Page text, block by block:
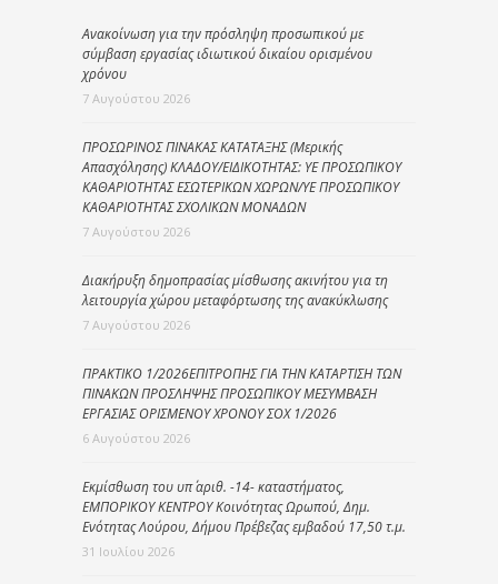
Ανακοίνωση για την πρόσληψη προσωπικού με
σύμβαση εργασίας ιδιωτικού δικαίου ορισμένου
χρόνου
7 Αυγούστου 2026
ΠΡΟΣΩΡΙΝΟΣ ΠΙΝΑΚΑΣ ΚΑΤΑΤΑΞΗΣ (Μερικής
Απασχόλησης) ΚΛΑΔΟΥ/ΕΙΔΙΚΟΤΗΤΑΣ: ΥΕ ΠΡΟΣΩΠΙΚΟΥ
ΚΑΘΑΡΙΟΤΗΤΑΣ ΕΣΩΤΕΡΙΚΩΝ ΧΩΡΩΝ/ΥΕ ΠΡΟΣΩΠΙΚΟΥ
ΚΑΘΑΡΙΟΤΗΤΑΣ ΣΧΟΛΙΚΩΝ ΜΟΝΑΔΩΝ
7 Αυγούστου 2026
Διακήρυξη δημοπρασίας μίσθωσης ακινήτου για τη
λειτουργία χώρου μεταφόρτωσης της ανακύκλωσης
7 Αυγούστου 2026
ΠΡΑΚΤΙΚΟ 1/2026ΕΠΙΤΡΟΠΗΣ ΓΙΑ ΤΗΝ ΚΑΤΑΡΤΙΣΗ ΤΩΝ
ΠΙΝΑΚΩΝ ΠΡΟΣΛΗΨΗΣ ΠΡΟΣΩΠΙΚΟΥ ΜΕΣΥΜΒΑΣΗ
ΕΡΓΑΣΙΑΣ ΟΡΙΣΜΕΝΟΥ ΧΡΟΝΟΥ ΣΟΧ 1/2026
6 Αυγούστου 2026
Εκμίσθωση του υπ΄ αριθ. -14- καταστήματος,
ΕΜΠΟΡΙΚΟΥ ΚΕΝΤΡΟΥ Κοινότητας Ωρωπού, Δημ.
Ενότητας Λούρου, Δήμου Πρέβεζας εμβαδού 17,50 τ.μ.
31 Ιουλίου 2026